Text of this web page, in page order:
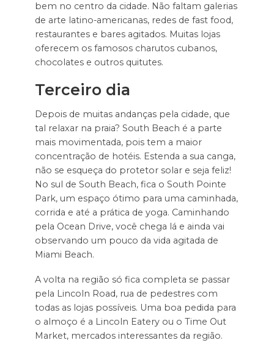
bem no centro da cidade. Não faltam galerias
de arte latino-americanas, redes de fast food,
restaurantes e bares agitados. Muitas lojas
oferecem os famosos charutos cubanos,
chocolates e outros quitutes.
Terceiro dia
Depois de muitas andanças pela cidade, que
tal relaxar na praia? South Beach é a parte
mais movimentada, pois tem a maior
concentração de hotéis. Estenda a sua canga,
não se esqueça do protetor solar e seja feliz!
No sul de South Beach, fica o South Pointe
Park, um espaço ótimo para uma caminhada,
corrida e até a prática de yoga. Caminhando
pela Ocean Drive, você chega lá e ainda vai
observando um pouco da vida agitada de
Miami Beach.
A volta na região só fica completa se passar
pela Lincoln Road, rua de pedestres com
todas as lojas possíveis. Uma boa pedida para
o almoço é a Lincoln Eatery ou o Time Out
Market, mercados interessantes da região.